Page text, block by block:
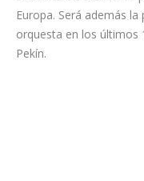
La expedición está
su equipo técnico y
Turismo de Tenerife, la